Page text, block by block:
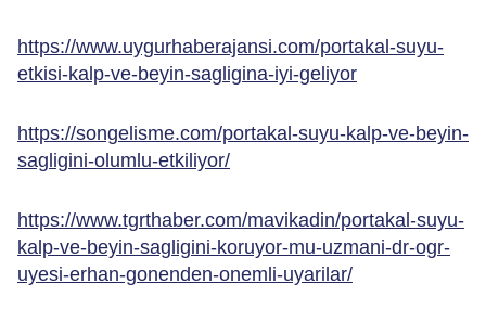
https://www.uygurhaberajansi.com/portakal-suyu-
etkisi-kalp-ve-beyin-sagligina-iyi-geliyor
https://songelisme.com/portakal-suyu-kalp-ve-beyin-
sagligini-olumlu-etkiliyor/
https://www.tgrthaber.com/mavikadin/portakal-suyu-
kalp-ve-beyin-sagligini-koruyor-mu-uzmani-dr-ogr-
uyesi-erhan-gonenden-onemli-uyarilar/